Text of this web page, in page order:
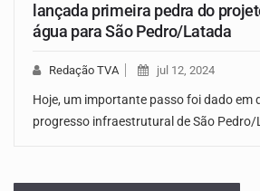
lançada primeira pedra do
água para São Pedro/Latada
Redação TVA jul 12, 2024
Hoje, um importante passo foi dado em
progresso infraestrutural de São